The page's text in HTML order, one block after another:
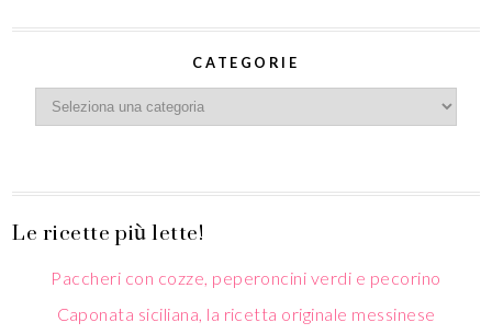
CATEGORIE
Le ricette più lette!
Paccheri con cozze, peperoncini verdi e pecorino
Caponata siciliana, la ricetta originale messinese